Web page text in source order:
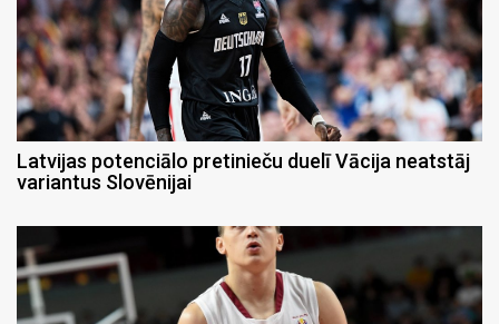
Latvijas potenciālo pretinieču duelī Vācija neatstāj
variantus Slovēnijai